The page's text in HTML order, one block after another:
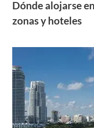
Dónde alojarse
zonas y hoteles